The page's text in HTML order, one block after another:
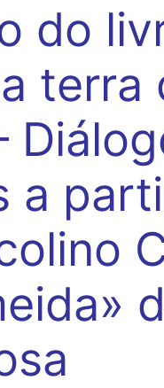
do
terra
a